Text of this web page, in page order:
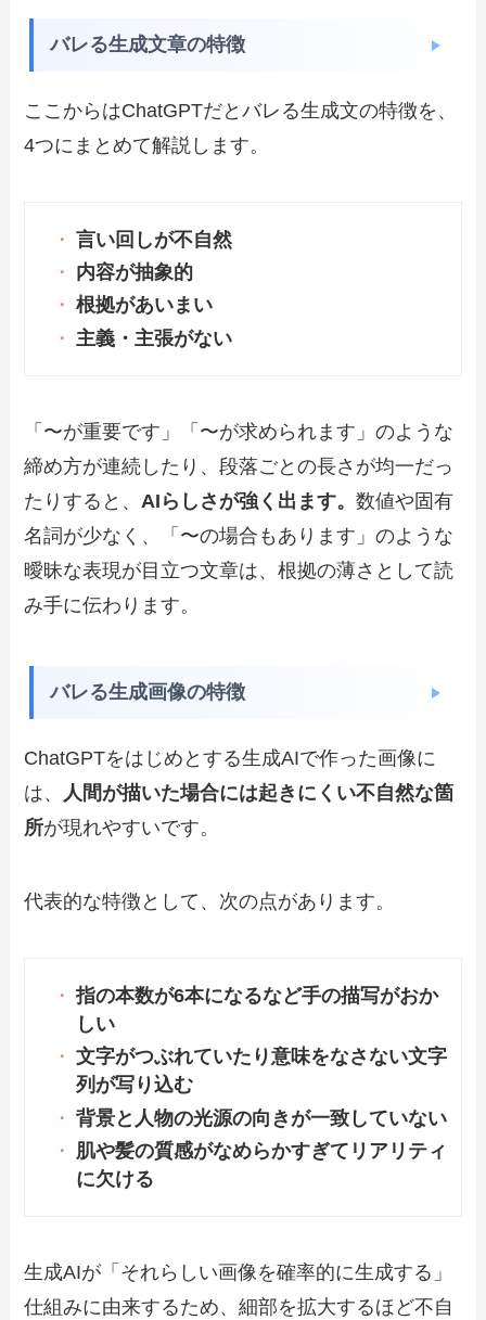
バレる生成文章の特徴
ここからはChatGPTだとバレる生成文の特徴を、
4つにまとめて解説します。
言い回しが不自然
内容が抽象的
根拠があいまい
主義・主張がない
「〜が重要です」「〜が求められます」のような
締め方が連続したり、段落ごとの長さが均一だっ
たりすると、AIらしさが強く出ます。数値や固有
名詞が少なく、「〜の場合もあります」のような
曖昧な表現が目立つ文章は、根拠の薄さとして読
み手に伝わります。
バレる生成画像の特徴
ChatGPTをはじめとする生成AIで作った画像に
は、 人間が描いた場合には起きにくい不自然な箇
所が現れやすいです。
代表的な特徴として、次の点があります。
指の本数が6本になるなど手の描写がおか
しい
文字がつぶれていたり意味をなさない文字
列が写り込む
背景と人物の光源の向きが一致していない
肌や髪の質感がなめらかすぎてリアリティ
に欠ける
生成AIが「それらしい画像を確率的に生成する」
仕組みに由来するため、細部を拡大するほど不自